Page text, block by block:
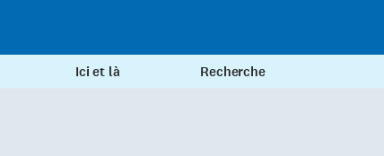
Ici et là Recherche